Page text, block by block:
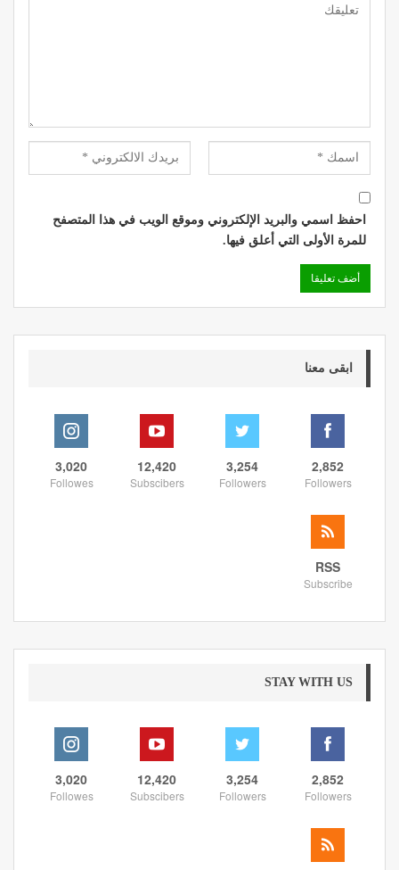
احفظ اسمي والبريد الإلكتروني وموقع الويب في هذا المتصفح
للمرة الأولى التي أعلق فيها.
ابقى معنا
2,852
Followers
3,254
Followers
12,420
Subscibers
3,020
Followes
RSS
Subscribe
STAY WITH US
2,852
Followers
3,254
Followers
12,420
Subscibers
3,020
Followes